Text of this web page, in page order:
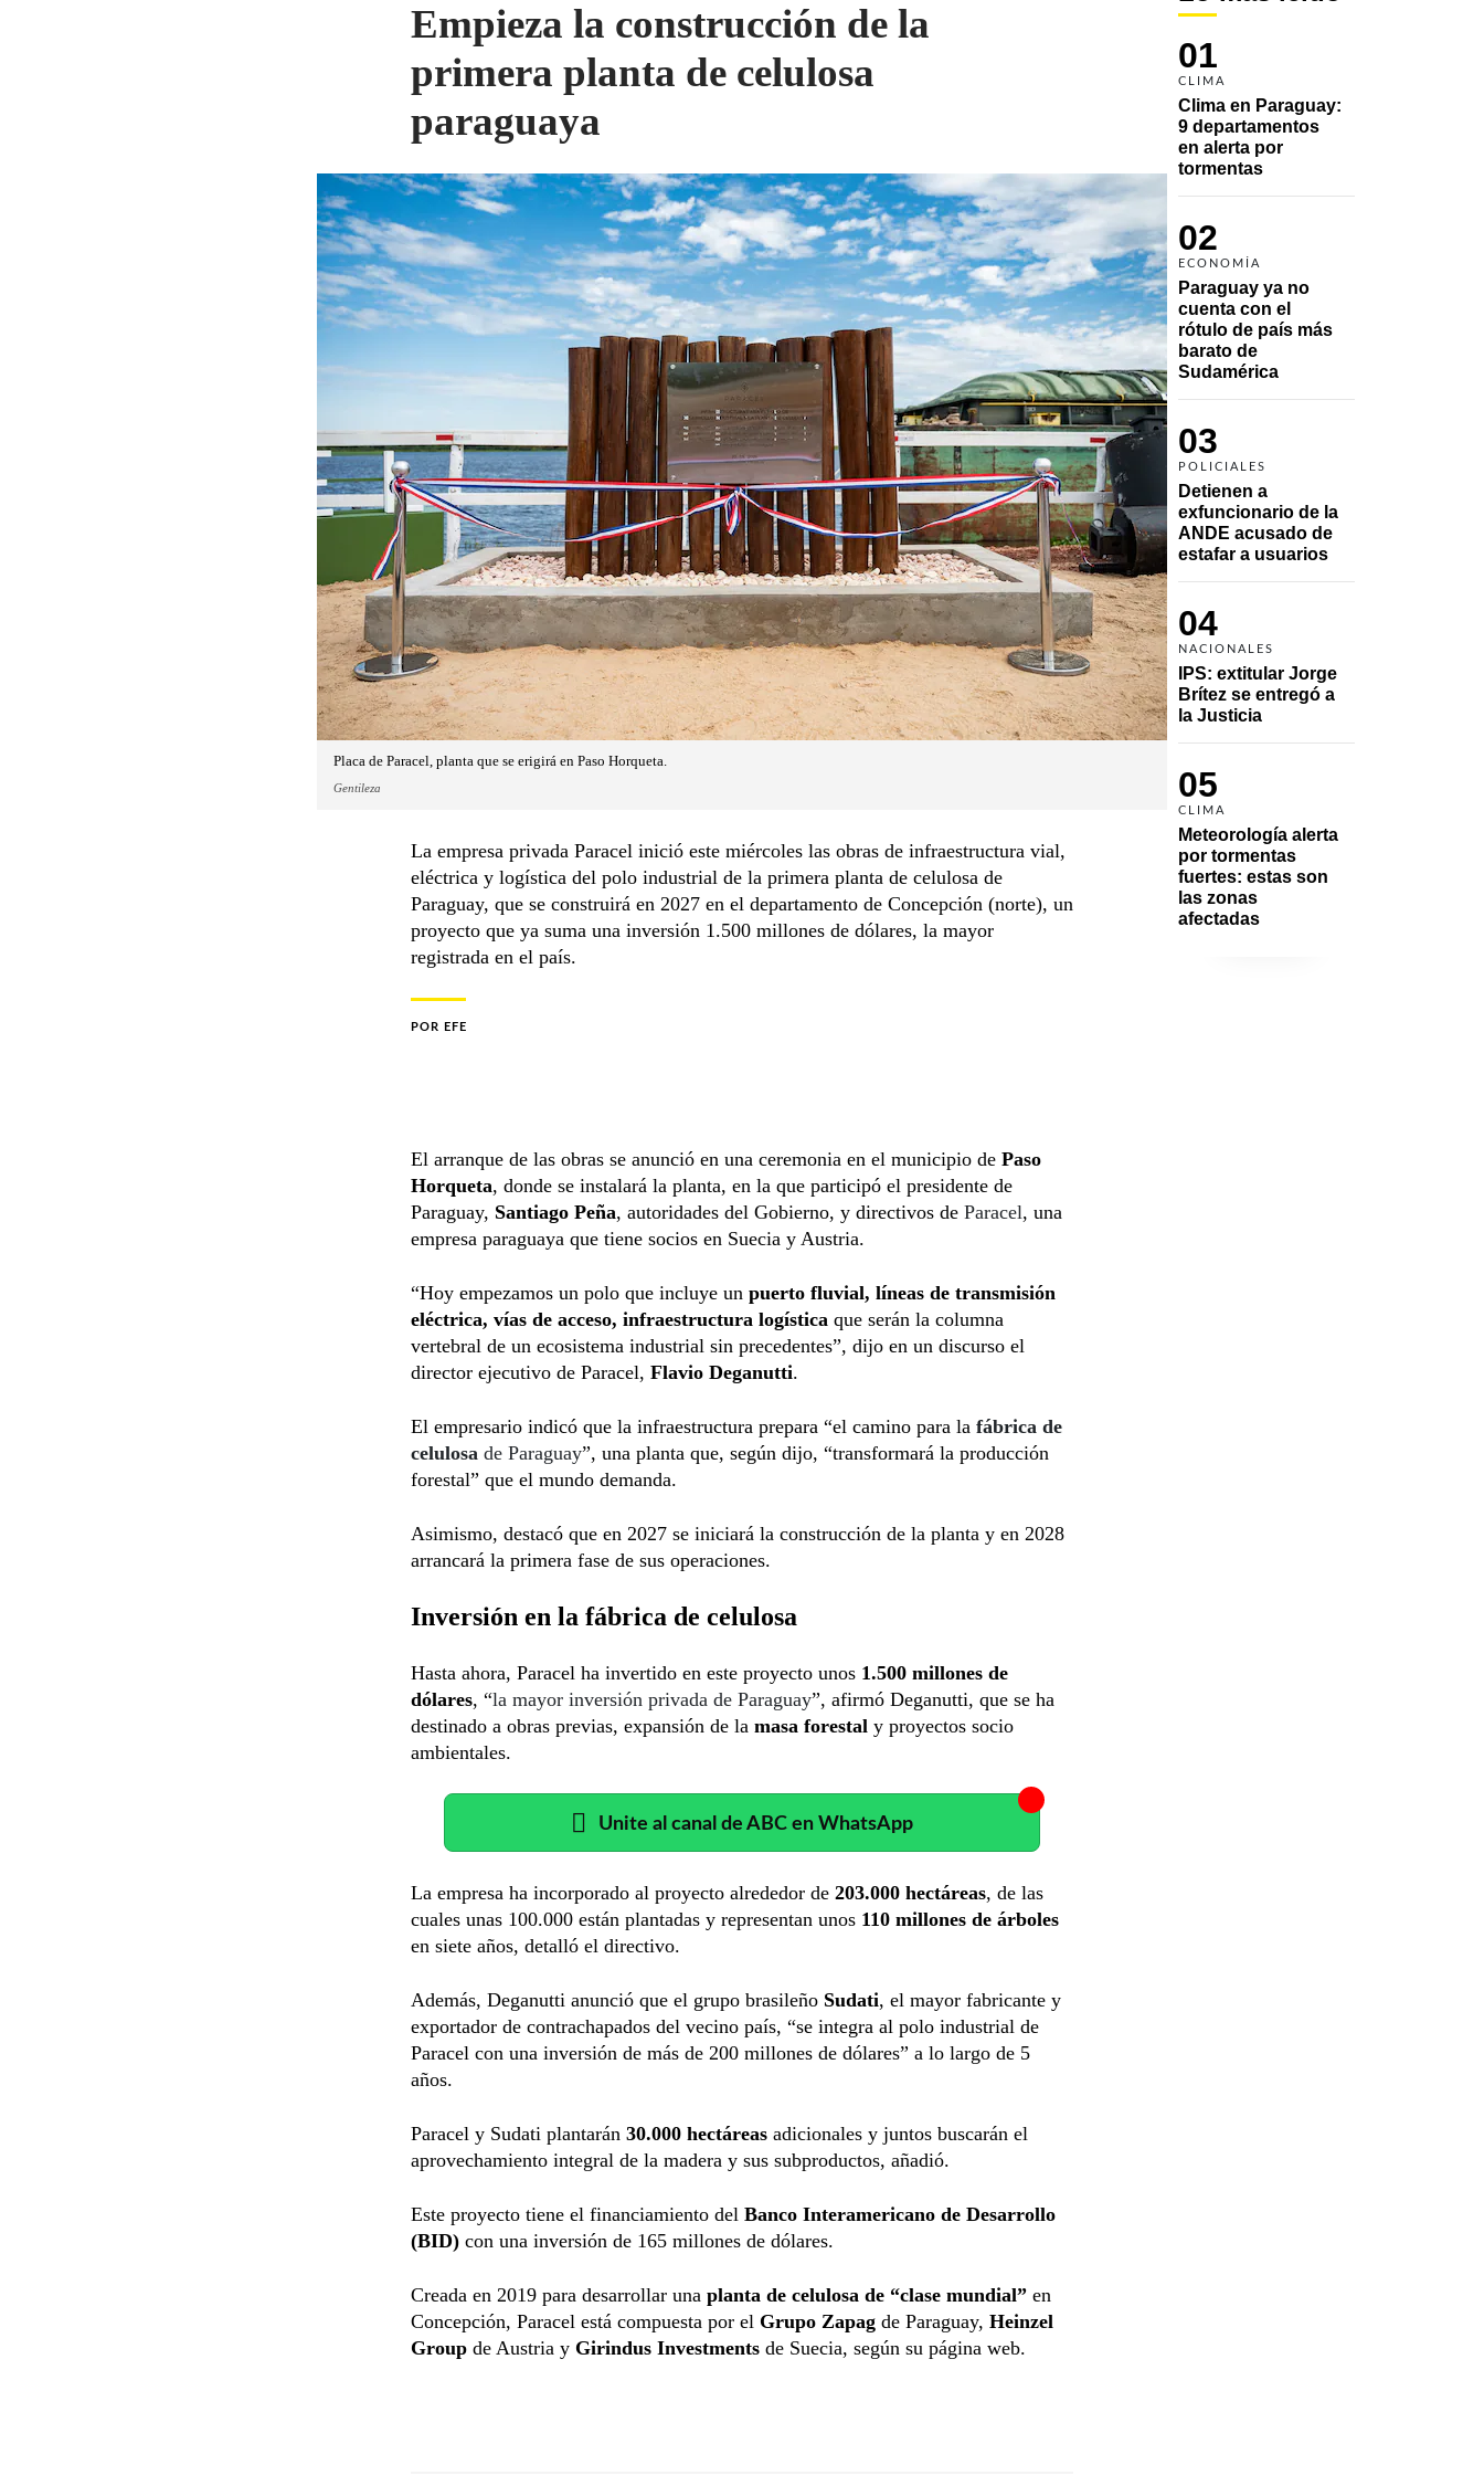
01
CLIMA
Clima en Paraguay:
9 departamentos
en alerta por
tormentas
02
ECONOMÍA
Paraguay ya no
cuenta con el
rótulo de país más
barato de
Sudamérica
03
POLICIALES
Detienen a
exfuncionario de la
ANDE acusado de
estafar a usuarios
04
NACIONALES
IPS: extitular Jorge
Brítez se entregó a
la Justicia
05
CLIMA
Meteorología alerta
por tormentas
fuertes: estas son
las zonas
afectadas
Empieza la construcción de la
primera planta de celulosa
paraguaya
Placa de Paracel, planta que se erigirá en Paso Horqueta.
Gentileza
La empresa privada Paracel inició este miércoles las obras de infraestructura vial,
eléctrica y logística del polo industrial de la primera planta de celulosa de
Paraguay, que se construirá en 2027 en el departamento de Concepción (norte), un
proyecto que ya suma una inversión 1.500 millones de dólares, la mayor
registrada en el país.
POR EFE
El arranque de las obras se anunció en una ceremonia en el municipio de Paso
Horqueta, donde se instalará la planta, en la que participó el presidente de
Paraguay, Santiago Peña, autoridades del Gobierno, y directivos de Paracel, una
empresa paraguaya que tiene socios en Suecia y Austria.
“Hoy empezamos un polo que incluye un puerto fluvial, líneas de transmisión
eléctrica, vías de acceso, infraestructura logística que serán la columna
vertebral de un ecosistema industrial sin precedentes”, dijo en un discurso el
director ejecutivo de Paracel, Flavio Deganutti.
El empresario indicó que la infraestructura prepara “el camino para la fábrica de
celulosa de Paraguay”, una planta que, según dijo, “transformará la producción
forestal” que el mundo demanda.
Asimismo, destacó que en 2027 se iniciará la construcción de la planta y en 2028
arrancará la primera fase de sus operaciones.
Inversión en la fábrica de celulosa
Hasta ahora, Paracel ha invertido en este proyecto unos 1.500 millones de
dólares, “la mayor inversión privada de Paraguay”, afirmó Deganutti, que se ha
destinado a obras previas, expansión de la masa forestal y proyectos socio
ambientales.
Unite al canal de ABC en WhatsApp
La empresa ha incorporado al proyecto alrededor de 203.000 hectáreas, de las
cuales unas 100.000 están plantadas y representan unos 110 millones de árboles
en siete años, detalló el directivo.
Además, Deganutti anunció que el grupo brasileño Sudati, el mayor fabricante y
exportador de contrachapados del vecino país, “se integra al polo industrial de
Paracel con una inversión de más de 200 millones de dólares” a lo largo de 5
años.
Paracel y Sudati plantarán 30.000 hectáreas adicionales y juntos buscarán el
aprovechamiento integral de la madera y sus subproductos, añadió.
Este proyecto tiene el financiamiento del Banco Interamericano de Desarrollo
(BID) con una inversión de 165 millones de dólares.
Creada en 2019 para desarrollar una planta de celulosa de “clase mundial” en
Concepción, Paracel está compuesta por el Grupo Zapag de Paraguay, Heinzel
Group de Austria y Girindus Investments de Suecia, según su página web.